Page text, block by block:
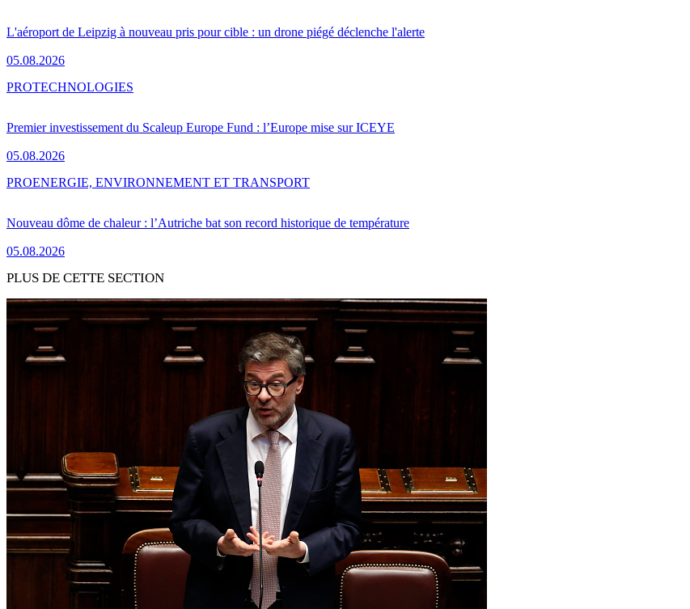
L'aéroport de Leipzig à nouveau pris pour cible : un drone piégé déclenche l'alerte
05.08.2026
Premier investissement du Scaleup Europe Fund : l’Europe mise sur ICEYE
05.08.2026
PROTECHNOLOGIES
Nouveau dôme de chaleur : l’Autriche bat son record historique de température
05.08.2026
PROENERGIE, ENVIRONNEMENT ET TRANSPORT
PLUS DE CETTE SECTION